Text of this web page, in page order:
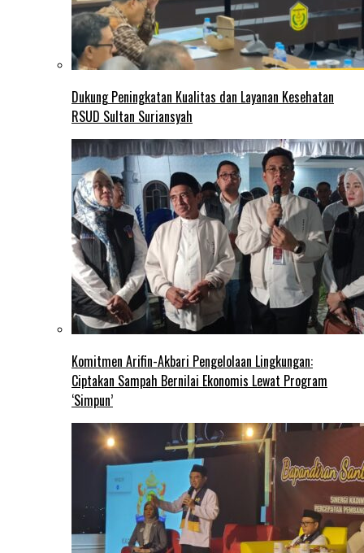
Dukung Peningkatan Kualitas dan Layanan Kesehatan
RSUD Sultan Suriansyah
Komitmen Arifin-Akbari Pengelolaan Lingkungan:
Ciptakan Sampah Bernilai Ekonomis Lewat Program
‘Simpun’